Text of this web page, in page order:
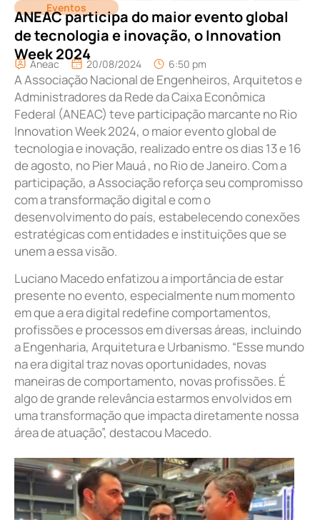
Eventos
ANEAC participa do maior evento global
de tecnologia e inovação, o Innovation
Week 2024
Aneac 20/08/2024 6:50 pm
A Associação Nacional de Engenheiros, Arquitetos e
Administradores da Rede da Caixa Econômica
Federal (ANEAC) teve participação marcante no Rio
Innovation Week 2024, o maior evento global de
tecnologia e inovação, realizado entre os dias 13 e 16
de agosto, no Pier Mauá , no Rio de Janeiro. Com a
participação, a Associação reforça seu compromisso
com a transformação digital e com o
desenvolvimento do país, estabelecendo conexões
estratégicas com entidades e instituições que se
unem a essa visão.
Luciano Macedo enfatizou a importância de estar
presente no evento, especialmente num momento
em que a era digital redefine comportamentos,
profissões e processos em diversas áreas, incluindo
a Engenharia, Arquitetura e Urbanismo. “Esse mundo
na era digital traz novas oportunidades, novas
maneiras de comportamento, novas profissões. É
algo de grande relevância estarmos envolvidos em
uma transformação que impacta diretamente nossa
área de atuação”, destacou Macedo.